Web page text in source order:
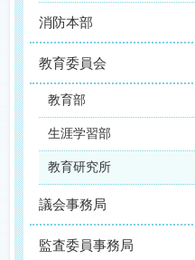
消防本部
教育委員会
教育部
生涯学習部
教育研究所
議会事務局
監査委員事務局